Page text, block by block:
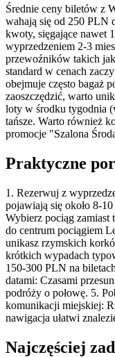
Średnie ceny biletów z
wahają się od 250 PLN
kwoty, sięgające nawet
wyprzedzeniem 2-3
przewoźników takich
standard w cenach
obejmuje często bagaż
zaoszczędzić, warto
loty w środku tygodnia
tańsze. Warto również
promocje "Szalona
Praktyczne
1. Rezerwuj z
pojawiają się około 8-
Wybierz pociąg
do centrum pociągiem
unikasz rzymskich
krótkich wypadach
150-300 PLN na
datami: Czasami
podróży o połowę. 5.
komunikacji miejskiej:
nawigacja ułatwi
Najczęściej